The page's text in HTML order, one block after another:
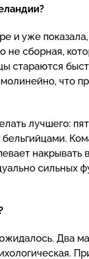
и уже
сборная,
стараются
что
лучшего:
накрывать
сильных
Два